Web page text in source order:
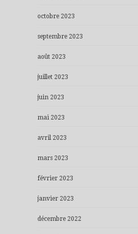
octobre 2023
septembre 2023
août 2023
juillet 2023
juin 2023
mai 2023
avril 2023
mars 2023
février 2023
janvier 2023
décembre 2022